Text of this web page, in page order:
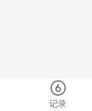
记录